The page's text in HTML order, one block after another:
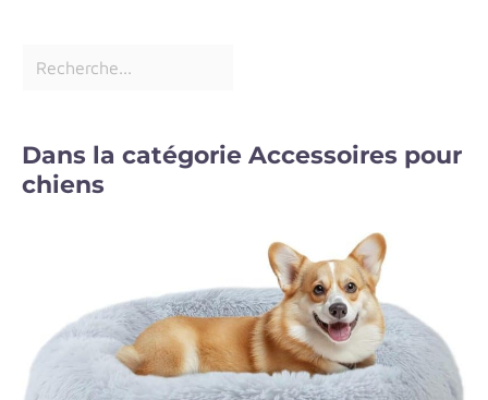
Dans la catégorie Accessoires pour
chiens